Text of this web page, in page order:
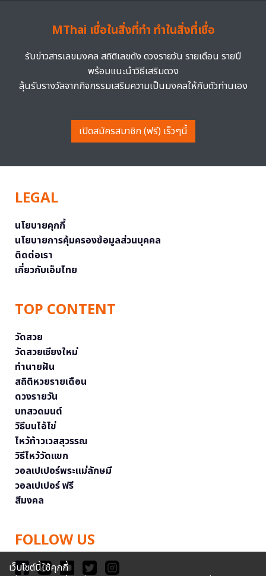
MThai เชื่อในสิ่งที่ทำ ทำในสิ่งที่เชื่อ
รับข่าวสารเลขมงคล สถิติเลขดัง ดวงรายวัน รายเดือน รายปี
พร้อมแนะนำวิธีเสริมดวง
ลุ้นรับรางวัลจากกิจกรรมเสริมความเป็นมงคลให้กับตัวท่านเอง
เปิดสมัครสมาชิก (ฟรี) เร็วๆนี้
LEGAL
นโยบายคุกกี้
นโยบายการคุ้มครองข้อมูลส่วนบุคคล
ติดต่อเรา
เกี่ยวกับเอ็มไทย
TOP CONTENT
วัดสวย
วัดสวยเชียงใหม่
ทำนายฝัน
สถิติหวยรายเดือน
ดวงรายวัน
บทสวดมนต์
วิธีบนไอ้ไข่
ไหว้ท้าวเวสสุวรรณ
วิธีไหว้วัดแขก
วอลเปเปอร์พระแม่ลักษมี
วอลเปเปอร์ ฟรี
สีมงคล
FOLLOW US
เว็บไซต์นี้ใช้คุกกี้